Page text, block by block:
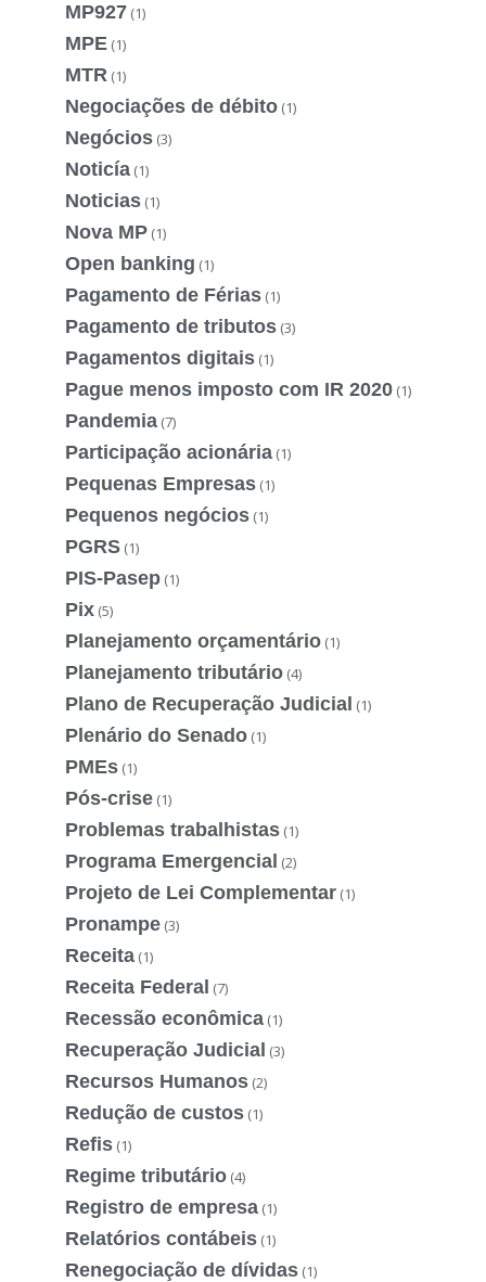
MP927 (1)
MPE (1)
MTR (1)
Negociações de débito (1)
Negócios (3)
Noticía (1)
Noticias (1)
Nova MP (1)
Open banking (1)
Pagamento de Férias (1)
Pagamento de tributos (3)
Pagamentos digitais (1)
Pague menos imposto com IR 2020 (1)
Pandemia (7)
Participação acionária (1)
Pequenas Empresas (1)
Pequenos negócios (1)
PGRS (1)
PIS-Pasep (1)
Pix (5)
Planejamento orçamentário (1)
Planejamento tributário (4)
Plano de Recuperação Judicial (1)
Plenário do Senado (1)
PMEs (1)
Pós-crise (1)
Problemas trabalhistas (1)
Programa Emergencial (2)
Projeto de Lei Complementar (1)
Pronampe (3)
Receita (1)
Receita Federal (7)
Recessão econômica (1)
Recuperação Judicial (3)
Recursos Humanos (2)
Redução de custos (1)
Refis (1)
Regime tributário (4)
Registro de empresa (1)
Relatórios contábeis (1)
Renegociação de dívidas (1)